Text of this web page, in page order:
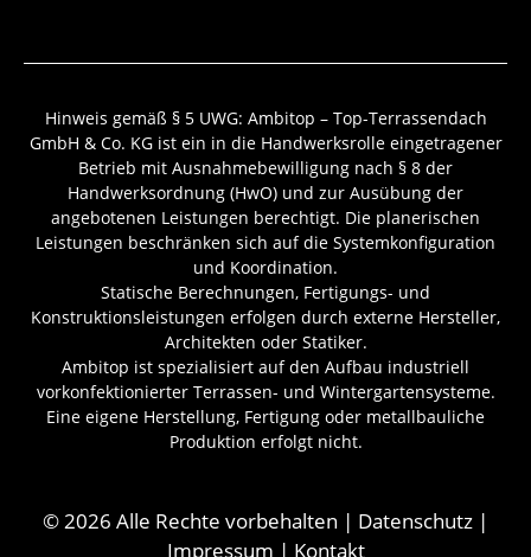
Hinweis gemäß § 5 UWG: Ambitop – Top-Terrassendach
GmbH & Co. KG ist ein in die Handwerksrolle eingetragener
Betrieb mit Ausnahmebewilligung nach § 8 der
Handwerksordnung (HwO) und zur Ausübung der
angebotenen Leistungen berechtigt. Die planerischen
Leistungen beschränken sich auf die Systemkonfiguration
und Koordination.
Statische Berechnungen, Fertigungs- und
Konstruktionsleistungen erfolgen durch externe Hersteller,
Architekten oder Statiker.
Ambitop ist spezialisiert auf den Aufbau industriell
vorkonfektionierter Terrassen- und Wintergartensysteme.
Eine eigene Herstellung, Fertigung oder metallbauliche
Produktion erfolgt nicht.
© 2026 Alle Rechte vorbehalten | Datenschutz |
Impressum | Kontakt